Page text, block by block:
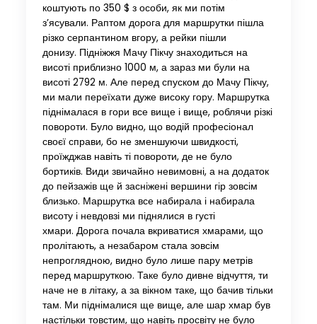
коштують по 350 $ з особи, як ми потім
з’ясували. Раптом дорога для маршрутки пішла
різко серпантином вгору, а рейки пішли
донизу. Підніжжя Мачу Пікчу знаходиться на
висоті приблизно 1000 м, а зараз ми були на
висоті 2792 м. Але перед спуском до Мачу Пікчу,
ми мали переїхати дуже високу гору. Маршрутка
піднімалася в гори все вище і вище, роблячи різкі
повороти. Було видно, що водій професіонал
своєї справи, бо не зменшуючи швидкості,
проїжджав навіть ті повороти, де не було
бортиків. Види звичайно невимовні, а на додаток
до пейзажів ще й засніжені вершини гір зовсім
близько. Маршрутка все набирала і набирала
висоту і невдовзі ми піднялися в густі
хмари. Дорога почала вкриватися хмарами, що
пролітають, а незабаром стала зовсім
непроглядною, видно було лише пару метрів
перед маршруткою. Таке було дивне відчуття, ти
наче не в літаку, а за вікном таке, що бачив тільки
там. Ми піднімалися ще вище, але шар хмар був
настільки товстим, що навіть просвіту не було